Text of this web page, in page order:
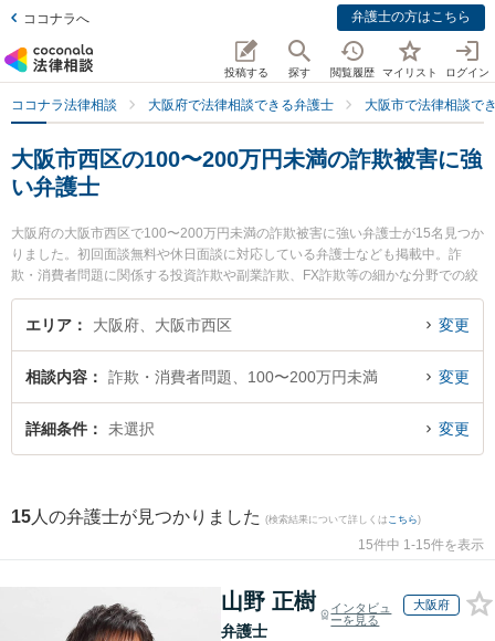
ココナラへ 弁護士の方はこちら
投稿する 探す 閲覧履歴 マイリスト ログイン
ココナラ法律相談 大阪府で法律相談できる弁護士 大阪市で法律相談で
大阪市西区の100〜200万円未満の詐欺被害に強
い弁護士
大阪府の大阪市西区で100〜200万円未満の詐欺被害に強い弁護士が15名見つか
りました。初回面談無料や休日面談に対応している弁護士なども掲載中。詐
欺・消費者問題に関係する投資詐欺や副業詐欺、FX詐欺等の細かな分野での絞
り込み検索もでき便利です。特に土佐堀通り法律事務所の有田 和生弁護士や法
律事務所Acrew（アクル）の中原 圭介弁護士、川村・藤岡綜合法律事務所の小
ブルを今すぐに弁護士に相談したい』『100〜200万円未満の詐欺被害のトラブ
ル解決の実績豊富な近くの弁護士を検索したい』『初回相談無料で100〜200万
円未満の詐欺被害を法律相談できる大阪市西区内の弁護士に相談予約したい』
エリア 大阪府、大阪市西区 変更
相談内容 詐欺・消費者問題、100〜200万円未満 変更
詳細条件 未選択 変更
15 人の弁護士が見つかりました (検索結果について詳しくは こちら)
15件中 1-15件を表示
山野 正樹
弁護士
インタビュ
ーを見る
大阪府